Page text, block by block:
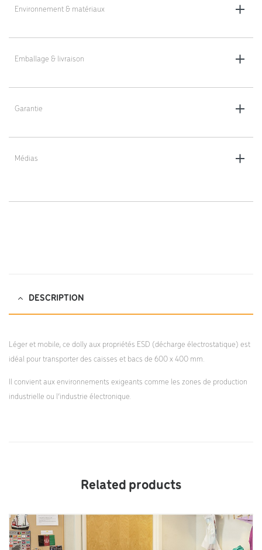
Environnement & matériaux
Norme : IEC 61340-5-1
Certification : approuvé par l'Institut Technique de Suède - RISE (SP)
Emballage & livraison
Livraison en colis plat (non monté)
Garantie
Garantie 5 ans
Médias
content/uploads/2022/04/KM673-notice-montage.pdf;
DESCRIPTION
Léger et mobile, ce dolly aux propriétés ESD (décharge électrostatique) est
idéal pour transporter des caisses et bacs de 600 x 400 mm.
Il convient aux environnements exigeants comme les zones de production
industrielle ou l’industrie électronique.
Related products